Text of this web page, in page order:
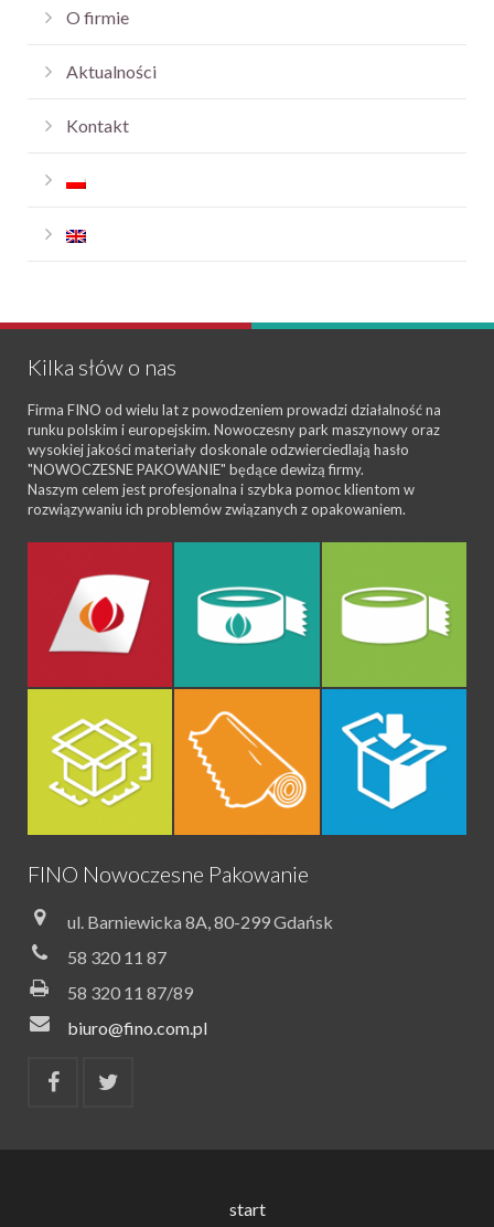
O firmie
Aktualności
Kontakt
Kilka słów o nas
Firma FINO od wielu lat z powodzeniem prowadzi działalność na
runku polskim i europejskim. Nowoczesny park maszynowy oraz
wysokiej jakości materiały doskonale odzwierciedlają hasło
"NOWOCZESNE PAKOWANIE" będące dewizą firmy.
Naszym celem jest profesjonalna i szybka pomoc klientom w
rozwiązywaniu ich problemów związanych z opakowaniem.
FINO Nowoczesne Pakowanie
ul. Barniewicka 8A, 80-299 Gdańsk
58 320 11 87
58 320 11 87/89
biuro@fino.com.pl
start